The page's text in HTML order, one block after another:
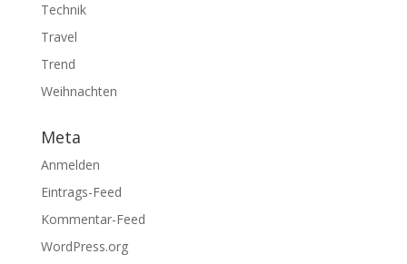
Technik
Travel
Trend
Weihnachten
Meta
Anmelden
Eintrags-Feed
Kommentar-Feed
WordPress.org